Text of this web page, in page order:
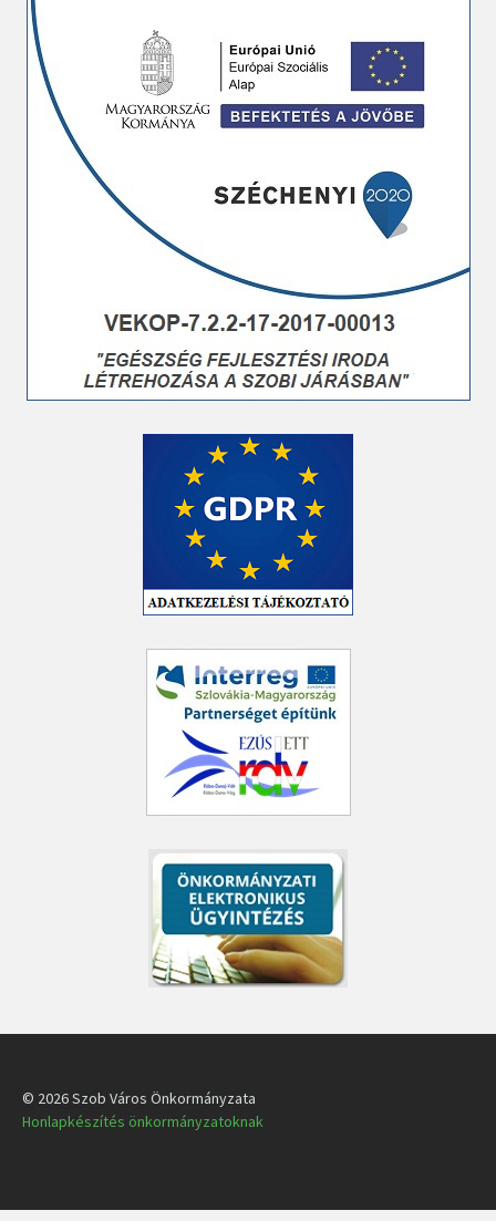
© 2026 Szob Város Önkormányzata
Honlapkészítés önkormányzatoknak